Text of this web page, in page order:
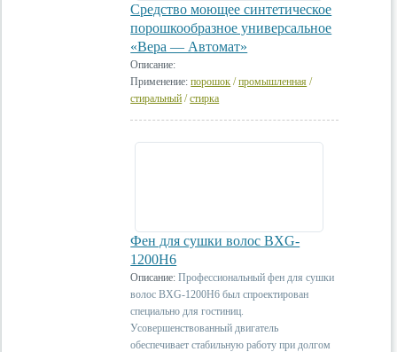
Средство моющее синтетическое
порошкообразное универсальное
«Вера — Автомат»
Описание:
Применение: порошок /промышленная /
стиральный /стирка
Фен для сушки волос BXG-
1200H6
Описание: Профессиональный фен для сушки
волос BXG-1200H6 был спроектирован
специально для гостиниц.
Усовершенствованный двигатель
обеспечивает стабильную работу при долгом